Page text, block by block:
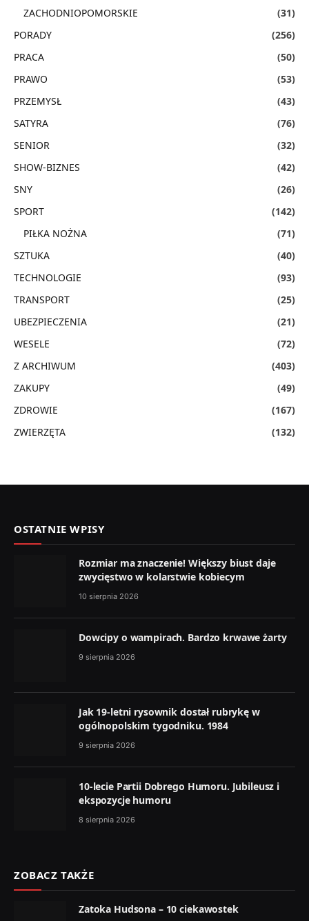
ZACHODNIOPOMORSKIE
(31)
PORADY
(256)
PRACA
(50)
PRAWO
(53)
PRZEMYSŁ
(43)
SATYRA
(76)
SENIOR
(32)
SHOW-BIZNES
(42)
SNY
(26)
SPORT
(142)
PIŁKA NOŻNA
(71)
SZTUKA
(40)
TECHNOLOGIE
(93)
TRANSPORT
(25)
UBEZPIECZENIA
(21)
WESELE
(72)
Z ARCHIWUM
(403)
ZAKUPY
(49)
ZDROWIE
(167)
ZWIERZĘTA
(132)
OSTATNIE WPISY
Rozmiar ma znaczenie! Większy biust daje
zwycięstwo w kolarstwie kobiecym
10 sierpnia 2026
Dowcipy o wampirach. Bardzo krwawe żarty
9 sierpnia 2026
Jak 19-letni rysownik dostał rubrykę w
ogólnopolskim tygodniku. 1984
9 sierpnia 2026
10-lecie Partii Dobrego Humoru. Jubileusz i
ekspozycje humoru
8 sierpnia 2026
ZOBACZ TAKŻE
Zatoka Hudsona – 10 ciekawostek